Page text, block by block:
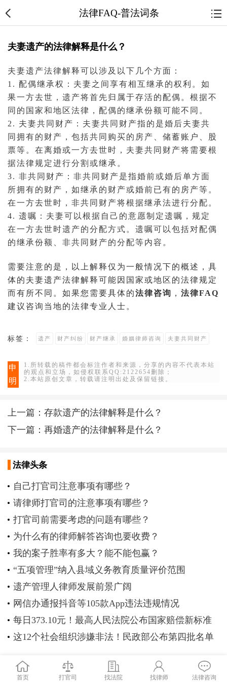
法律FAQ-普法词条
夫妻遗产的法律解释是什么？
夫妻遗产法律解释可以涉及以下几个方面：
1. 配偶继承权 ：夫妻之间享有相互继承 的权利。如
果一方去世，遗产将首先归属于存活的配偶。根据不
同的国家和地区法律，配偶的继承份额可能不同。
2. 夫妻共同财产 ：夫妻共同财产指的是婚后夫妻共
同拥有的财产，包括共同购买的房产、储蓄账户、股
票等。在离婚或一方去世时，夫妻共同财产将需要根
据法律规定进行分割或继承。
3. 非共同财产：非共同财产是指婚前或婚后单方面
所拥有的财产，如继承的财产或婚前已有的房产等。
在一方去世时，非共同财产将根据继承法进行分配。
4.遗嘱 ：夫妻可以根据自己的意愿制定遗嘱，规定
在一方去世时遗产的分配方式。遗嘱可以包括对配偶
的继承份额、非共同财产的分配等内容。
需要注意的是，以上解释仅为一般情况下的概述，具
体的夫妻遗产法律解释可能因国家或地区的法律规定
而有所不同。如果您需要具体的法律咨询 ，法律FAQ
建议咨询当地的法律专业人士。
标签： 遗产 财产纠纷 财产继承 婚姻律师咨询 夫妻共同财产
申
明
1.所转载的稿件都会标注作者和来源，分享的内容不代表本站
的观点和立场，如侵权联系QQ:2122654删除；
2.本站原创文章，转载请注明出处及保留链接。
上一篇：存款遗产的法律解释是什么？
下一篇：再婚遗产的法律解释是什么？
法律头条
自己打官司注意事项有哪些？
请律师打官司的注意事项有哪些？
打官司前需要考虑的问题有哪些？
为什么有的律师解答咨询也要收费？
我的案子胜率有多大？能不能包赢？
“五项管理”纳入县域义务教育质量评价范围
遗产管理人律师发展前景广阔
网信办通报抖音等105款App违法违规情况
每日373.10元！最高人民法院公布国家赔偿新标准
这12个社会组织涉嫌非法！民政部公布第四批名单
首页 打官司 找法院 找律师 法律咨询